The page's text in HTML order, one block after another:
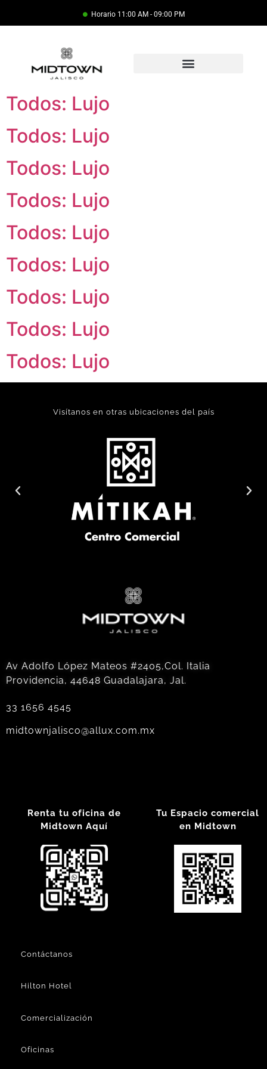
Horario 11:00 AM - 09:00 PM
Todos: Lujo
Todos: Lujo
Todos: Lujo
Todos: Lujo
Todos: Lujo
Todos: Lujo
Todos: Lujo
Todos: Lujo
Todos: Lujo
Visítanos en otras ubicaciones del país
Av Adolfo López Mateos #2405,Col. Italia
Providencia, 44648 Guadalajara, Jal.
33 1656 4545
midtownjalisco@allux.com.mx
Renta tu oficina de
Midtown Aquí
Tu Espacio comercial
en Midtown
Contáctanos
Hilton Hotel
Comercialización
Oficinas